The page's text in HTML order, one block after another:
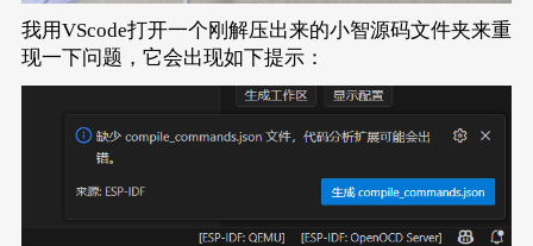
我用VScode打开一个刚解压出来的小智源码文件夹来重
现一下问题，它会出现如下提示：